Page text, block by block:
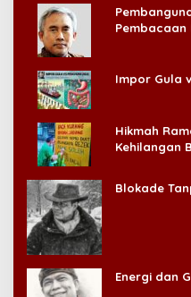
Pembacaan
Impor Gula
Hikmah
Kehilangan
Blokade
Energi dan